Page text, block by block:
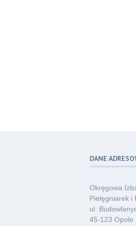
DANE
Okręgowa
Pielęgniarek i
ul.
45-123 Opole